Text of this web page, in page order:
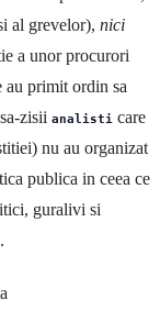
al grevelor), nici
a unor procurori
au primit ordin sa
zisii analisti care
nu au organizat
publica in ceea ce
guralivi si